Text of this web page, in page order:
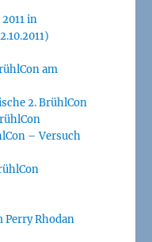
in
am
2. BrühlCon
– Versuch
Perry Rhodan